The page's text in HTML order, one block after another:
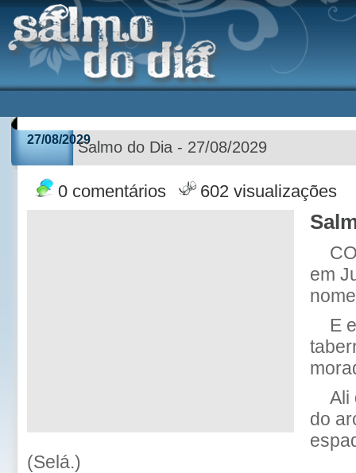
27/08/2029Salmo do Dia - 27/08/2029
0 comentários 602 visualizações
em
E
Ali
do
(Selá.)